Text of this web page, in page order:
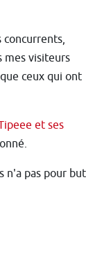
mes visiteurs
ceux qui ont
et ses
n'a pas pour but